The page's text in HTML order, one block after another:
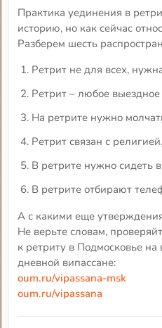
Практика уединения в
историю, но как сейчас
Разберем шесть
Ретрит не для всех,
Ретрит – любое
На ретрите нужно
Ретрит связан с религией.
В ретрите нужно сидеть
В ретрите отбирают
А с какими еще
Не верьте словам,
к ретриту в Подмосковье
дневной випассане:
oum.ru/vipassana-msk
oum.ru/vipassana